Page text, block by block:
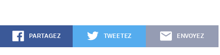
PARTAGEZ TWEETEZ ENVOYEZ